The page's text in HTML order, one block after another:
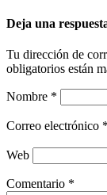
Deja una
Tu dirección de
obligatorios están
Nombre *
Correo electrónico *
Web
Comentario *